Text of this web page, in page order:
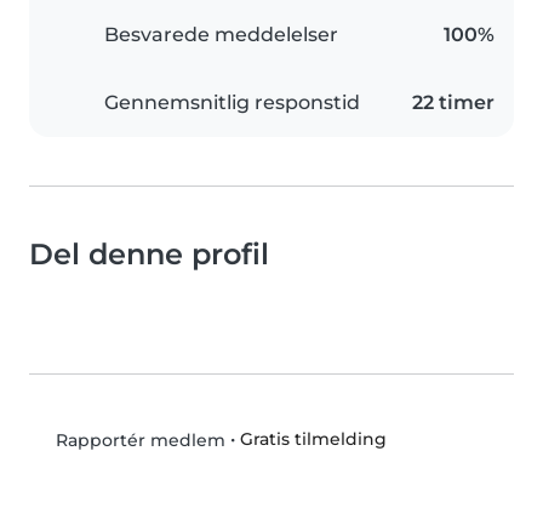
Besvarede meddelelser 100%
Gennemsnitlig responstid 22 timer
Del denne profil
Rapportér medlem • Gratis tilmelding